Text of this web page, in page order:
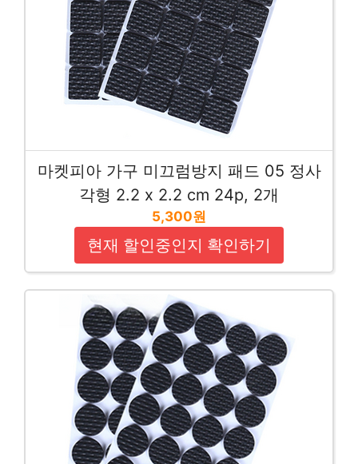
마켓피아 가구 미끄럼방지 패드 05 정사
각형 2.2 x 2.2 cm 24p, 2개
5,300원
현재 할인중인지 확인하기